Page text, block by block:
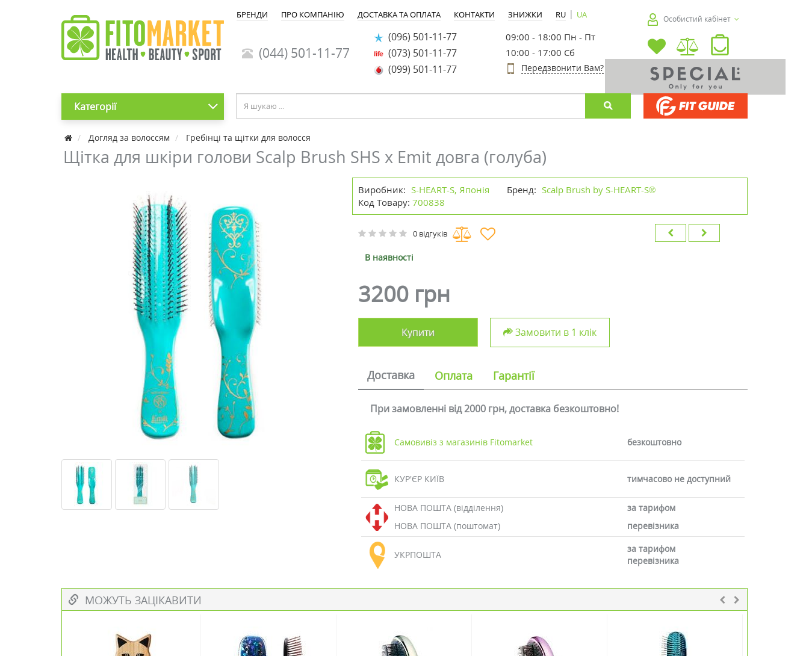
БРЕНДИ ПРО КОМПАНІЮ ДОСТАВКА ТА ОПЛАТА КОНТАКТИ ЗНИЖКИ RU | UA
(044) 501-11-77
(096) 501-11-77
(073) 501-11-77
(099) 501-11-77
09:00 - 18:00 Пн - Пт
10:00 - 17:00 Сб
Передзвонити Вам?
Особистий кабінет
Категорії
Догляд за волоссям Гребінці та щітки для волосся
Щітка для шкіри голови Scalp Brush SHS x Emit довга (голуба)
Виробник: S-HEART-S, Японія Бренд: Scalp Brush by S-HEART-S®
Код Товару: 700838
0 відгуків
В наявності
3200 грн
Купити Замовити в 1 клік
Доставка Оплата Гарантії
При замовленні від 2000 грн, доставка безкоштовно!
Самовивіз з магазинів Fitomarket безкоштовно
КУР'ЄР КИЇВ тимчасово не доступний
НОВА ПОШТА (відділення)
за тарифом
НОВА ПОШТА (поштомат)
перевізника
УКРПОШТА
за тарифом
перевізника
МОЖУТЬ ЗАЦІКАВИТИ